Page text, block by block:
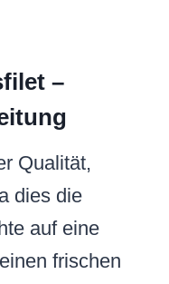
–
Qualität,
dies die
auf eine
frischen